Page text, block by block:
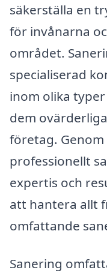
säkerställa en
för invånarna
området.
specialiserad
inom olika
dem
företag.
professionellt
expertis och
att hantera allt
omfattande
Sanering